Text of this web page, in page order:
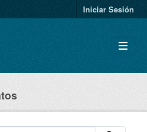
Iniciar Sesión